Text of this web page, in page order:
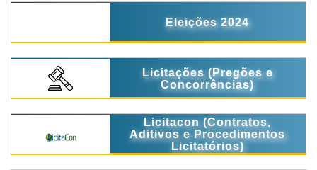
Eleições 2024
Licitações (Pregões e
Concorrências)
Licitacon (Contratos,
Aditivos e Procedimentos
Licitatórios)